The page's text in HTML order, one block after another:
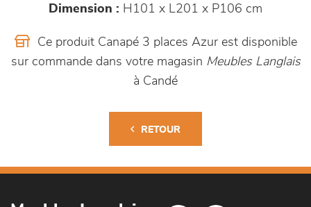
Dimension : H101 x L201 x P106 cm
Ce produit Canapé 3 places Azur est disponible
sur commande dans votre magasin Meubles Langlais
à Candé
RETOUR